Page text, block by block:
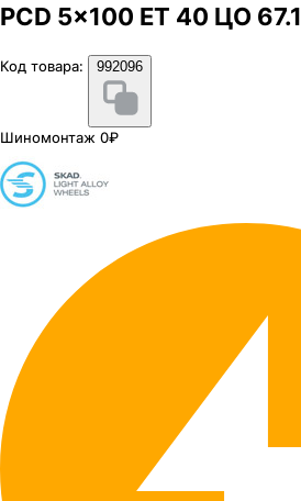
PCD 5x100 ЕТ 40 ЦО 67.1
Код товара: 992096
Шиномонтаж 0₽